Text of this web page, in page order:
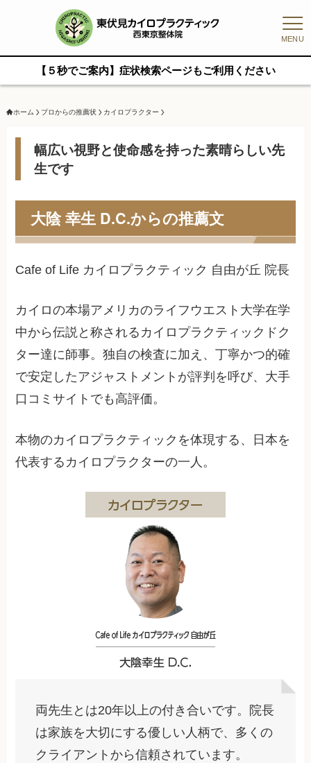
MENU
【５秒でご案内】症状検索ページもご利用ください
ホーム プロからの推薦状 カイロプラクター
幅広い視野と使命感を持った素晴らしい先
生です
大陰 幸生 D.C.からの推薦文
Cafe of Life カイロプラクティック 自由が丘 院長
カイロの本場アメリカのライフウエスト大学在学
中から伝説と称されるカイロプラクティックドク
ター達に師事。独自の検査に加え、丁寧かつ的確
で安定したアジャストメントが評判を呼び、大手
口コミサイトでも高評価。
本物のカイロプラクティックを体現する、日本を
代表するカイロプラクターの一人。
両先生とは20年以上の付き合いです。院長
は家族を大切にする優しい人柄で、多くの
クライアントから信頼されています。